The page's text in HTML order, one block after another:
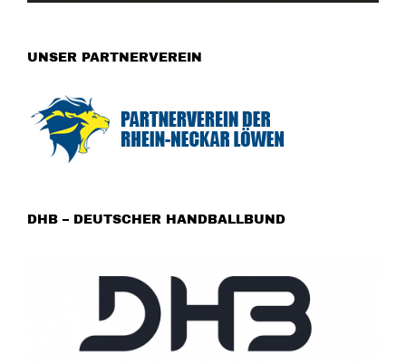
UNSER PARTNERVEREIN
DHB – DEUTSCHER HANDBALLBUND